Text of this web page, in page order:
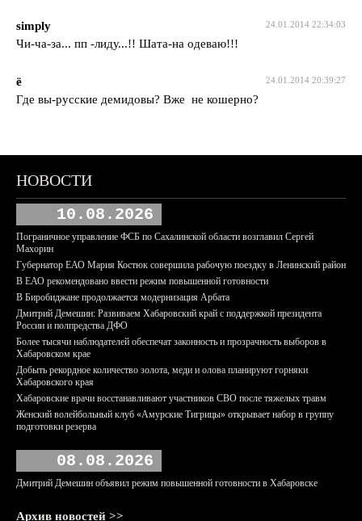
24.01.2014 22:34:03
simply
Чи-ча-за... пп -лиду...!! Шата-на одеваю!!!
24.01.2014 20:39:27
ё
Где вы-русские демидовы? Вже не кошерно?
НОВОСТИ
10.08.2026
Пограничное управление ФСБ по Сахалинской области возглавил Сергей
Махорин
Губернатор ЕАО Мария Костюк совершила рабочую поездку в Ленинский район
В ЕАО рекомендовано ввести режим повышенной готовности
В Биробиджане продолжается модернизация Арбата
Дмитрий Демешин: Развиваем Хабаровский край с поддержкой президента
России и полпредства ДФО
Более тысячи наблюдателей обеспечат законность и прозрачность выборов в
Хабаровском крае
Добыть рекордное количество золота, меди и олова планируют горняки
Хабаровского края
Хабаровские врачи восстанавливают участников СВО после тяжелых травм
Женский волейбольный клуб «Амурские Тигрицы» открывает набор в группу
подготовки резерва
08.08.2026
Дмитрий Демешин объявил режим повышенной готовности в Хабаровске
Архив новостей >>